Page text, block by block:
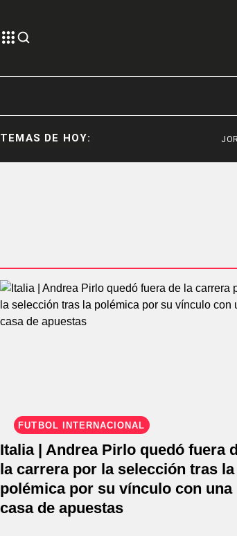
TEMAS DE HOY: JORGE
FÚTBOL INTERNACIONAL
Italia | Andrea Pirlo quedó fuera
la carrera por la selección tras la
polémica por su vínculo con una
casa de apuestas